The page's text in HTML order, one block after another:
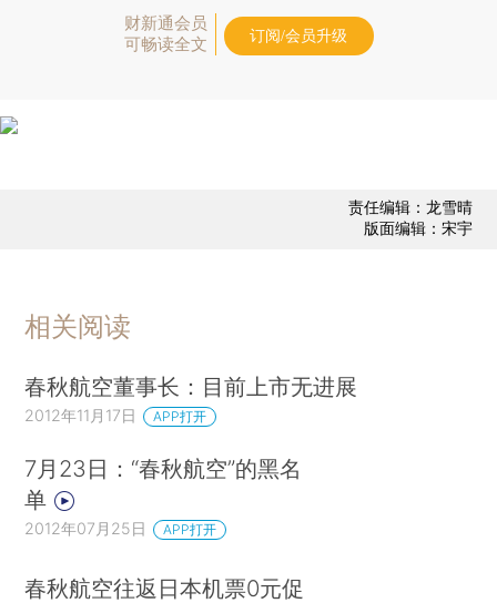
财新通会员
可畅读全文
订阅/会员升级
责任编辑：龙雪晴
版面编辑：宋宇
相关阅读
春秋航空董事长：目前上市无进展
2012年11月17日 APP打开
7月23日：“春秋航空”的黑名
单
2012年07月25日 APP打开
春秋航空往返日本机票0元促